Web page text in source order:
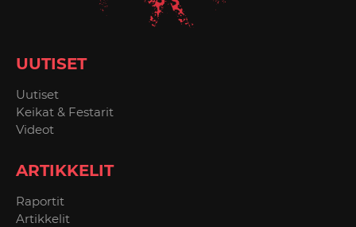
UUTISET
Uutiset
Keikat & Festarit
Videot
ARTIKKELIT
Raportit
Artikkelit